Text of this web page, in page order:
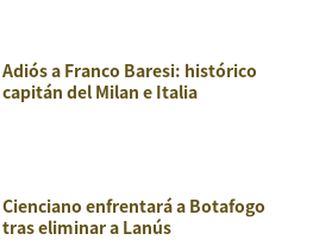
Adiós a Franco Baresi: histórico
capitán del Milan e Italia
Cienciano enfrentará a Botafogo
tras eliminar a Lanús